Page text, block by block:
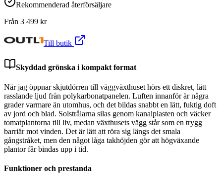
Rekommenderad återförsäljare
Från 3 499 kr
Till butik
Skyddad grönska i kompakt format
När jag öppnar skjutdörren till väggväxthuset hörs ett diskret, lätt
rasslande ljud från polykarbonatpanelen. Luften innanför är några
grader varmare än utomhus, och det bildas snabbt en lätt, fuktig doft
av jord och blad. Solstrålarna silas genom kanalplasten och väcker
tomatplantorna till liv, medan växthusets vägg står som en trygg
barriär mot vinden. Det är lätt att röra sig längs det smala
gångstråket, men den något låga takhöjden gör att högväxande
plantor får bindas upp i tid.
Funktioner och prestanda